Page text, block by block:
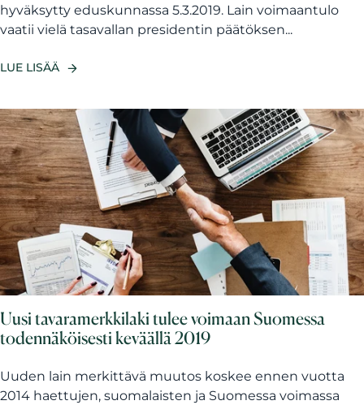
hyväksytty eduskunnassa 5.3.2019. Lain voimaantulo
vaatii vielä tasavallan presidentin päätöksen...
LUE LISÄÄ
Uusi tavaramerkkilaki tulee voimaan Suomessa
todennäköisesti keväällä 2019
Uuden lain merkittävä muutos koskee ennen vuotta
2014 haettujen, suomalaisten ja Suomessa voimassa